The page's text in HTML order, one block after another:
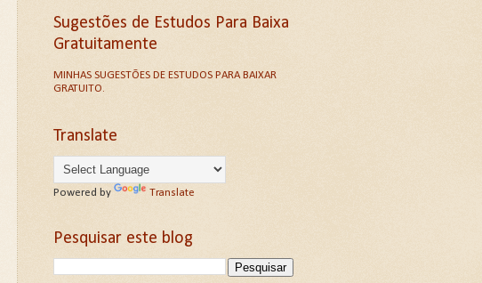
Sugestões de Estudos Para Baixa
Gratuitamente
MINHAS SUGESTÕES DE ESTUDOS PARA BAIXAR
GRATUITO.
Translate
Powered by Translate
Pesquisar este blog